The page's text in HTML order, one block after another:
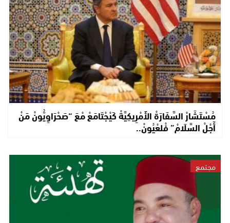
مُسْتَشَارْ السَّفَارَةْ الأَمْرِيكِيَّةْ كَيْجْتَامَعْ مْعَ “صَحْرَاوِيُّونْ مَنْ
أَجْلْ السَّلَامْ” فْلعْيُونْ..
مجتمع